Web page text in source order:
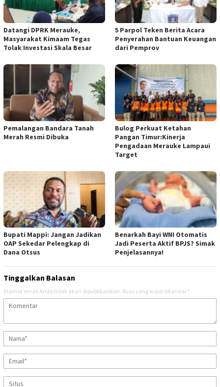
Datangi DPRK Merauke,
Masyarakat Kimaam Tegas
Tolak Investasi Skala Besar
5 Parpol Teken Berita Acara
Penyerahan Bantuan Keuangan
dari Pemprov
Pemalangan Bandara Tanah
Merah Resmi Dibuka
Bulog Perkuat Ketahan
Pangan Timur:Kinerja
Pengadaan Merauke Lampaui
Target
Bupati Mappi: Jangan Jadikan
OAP Sekedar Pelengkap di
Dana Otsus
Benarkah Bayi WNI Otomatis
Jadi Peserta Aktif BPJS? Simak
Penjelasannya!
Tinggalkan Balasan
Alamat email Anda tidak akan dipublikasikan. Ruas yang wajib ditandai *